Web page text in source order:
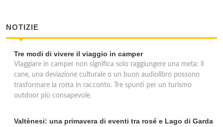
NOTIZIE
Tre modi di vivere il viaggio in camper
Viaggiare in camper non significa solo raggiungere una meta: il
cane, una deviazione culturale o un buon audiolibro possono
trasformare la rotta in racconto. Tre spunti per un turismo
outdoor più consapevole.
Valtènesi: una primavera di eventi tra rosé e Lago di Garda